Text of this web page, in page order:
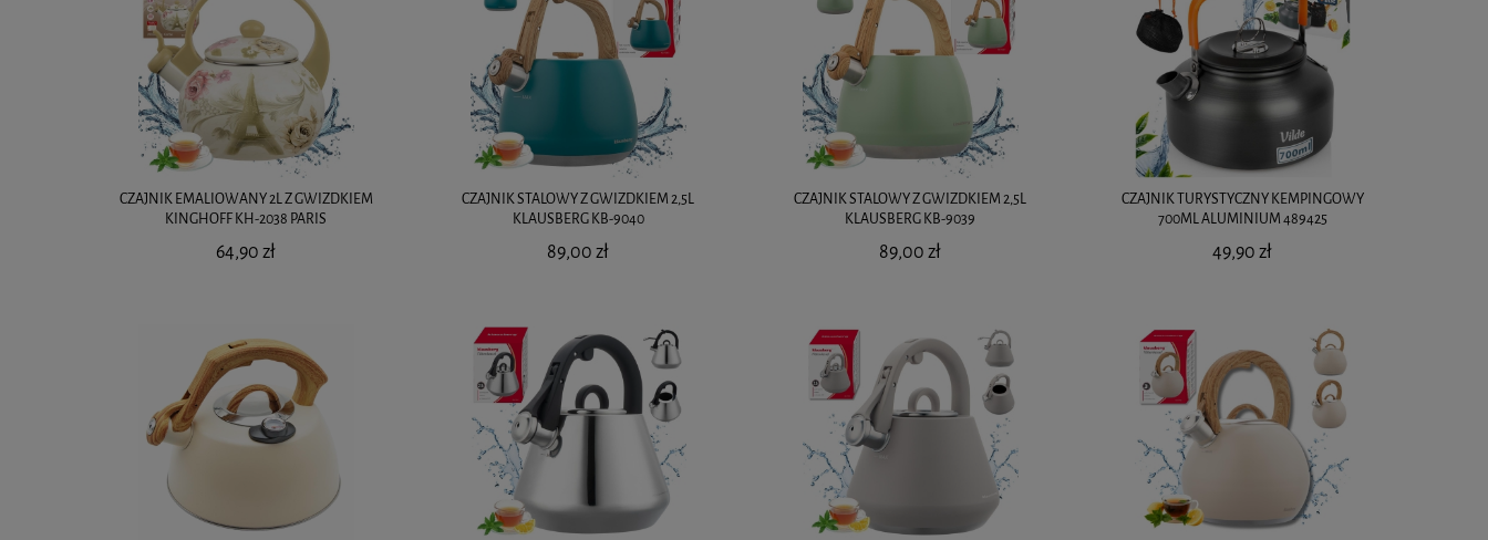
CZAJNIK EMALIOWANY 2L Z GWIZDKIEM
KINGHOFF KH-2038 PARIS
64,90 zł
CZAJNIK STALOWY Z GWIZDKIEM 2,5L
KLAUSBERG KB-9040
89,00 zł
CZAJNIK STALOWY Z GWIZDKIEM 2,5L
KLAUSBERG KB-9039
89,00 zł
CZAJNIK TURYSTYCZNY KEMPINGOWY
700ML ALUMINIUM 489425
49,90 zł